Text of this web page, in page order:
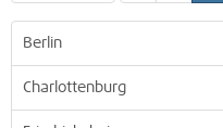
Berlin
Charlottenburg